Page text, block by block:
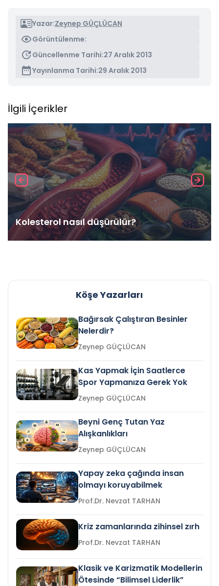
Yazar:Zeynep GÜÇLÜCAN
Görüntülenme:
Güncellenme Tarihi:27 Aralık 2013
Yayınlanma Tarihi:29 Aralık 2013
İlgili İçerikler
Kolesterol nasıl düşürülür?
Köşe Yazarları
Bağırsak Çalıştıran Besinler
Nelerdir?
Zeynep GÜÇLÜCAN
Kas Yapmak İçin Saatlerce
Spor Yapmanıza Gerek Yok
Zeynep GÜÇLÜCAN
Beyni Genç Tutan Yaz
Alışkanlıkları
Zeynep GÜÇLÜCAN
Yapay zeka çağında insan
olmayı koruyabilmek
Prof.Dr. Nevzat TARHAN
Kriz zamanlarında zihinsel zırh
Prof.Dr. Nevzat TARHAN
Klasik ve Karizmatik Modellerin
Ötesinde “Bilimsel Liderlik”